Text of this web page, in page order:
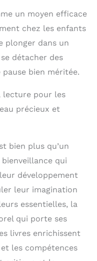
un moyen efficace
chez les enfants
plonger dans un
détacher des
bien méritée.
lecture pour les
précieux et
bien plus qu’un
bienveillance qui
développement
leur imagination
essentielles, la
qui porte ses
livres enrichissent
les compétences